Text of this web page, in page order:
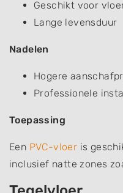
Geschikt voor
Lange levensduur
Nadelen
Hogere
Professionele
Toepassing
Een PVC-vloer is
inclusief natte zones